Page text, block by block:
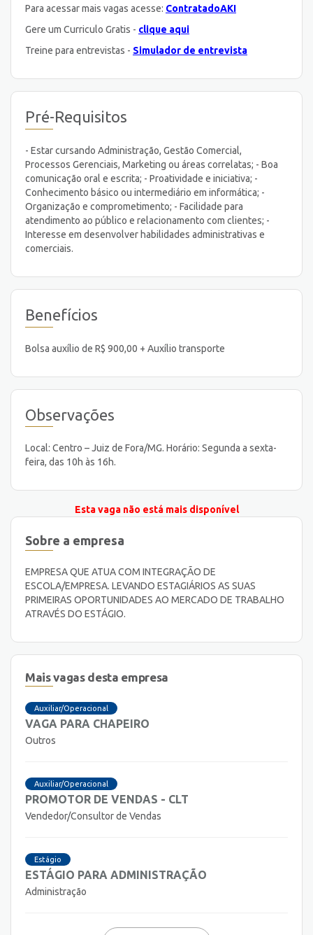
Para acessar mais vagas acesse: ContratadoAKI
Gere um Curriculo Gratis - clique aqui
Treine para entrevistas - Simulador de entrevista
Pré-Requisitos
- Estar cursando Administração, Gestão Comercial,
Processos Gerenciais, Marketing ou áreas correlatas; - Boa
comunicação oral e escrita; - Proatividade e iniciativa; -
Conhecimento básico ou intermediário em informática; -
Organização e comprometimento; - Facilidade para
atendimento ao público e relacionamento com clientes; -
Interesse em desenvolver habilidades administrativas e
comerciais.
Benefícios
Bolsa auxílio de R$ 900,00 + Auxílio transporte
Observações
Local: Centro – Juiz de Fora/MG. Horário: Segunda a sexta-
feira, das 10h às 16h.
Esta vaga não está mais disponível
Sobre a empresa
EMPRESA QUE ATUA COM INTEGRAÇÃO DE
ESCOLA/EMPRESA. LEVANDO ESTAGIÁRIOS AS SUAS
PRIMEIRAS OPORTUNIDADES AO MERCADO DE TRABALHO
ATRAVÉS DO ESTÁGIO.
Mais vagas desta empresa
Auxiliar/Operacional
VAGA PARA CHAPEIRO
Outros
Auxiliar/Operacional
PROMOTOR DE VENDAS - CLT
Vendedor/Consultor de Vendas
Estágio
ESTÁGIO PARA ADMINISTRAÇÃO
Administração